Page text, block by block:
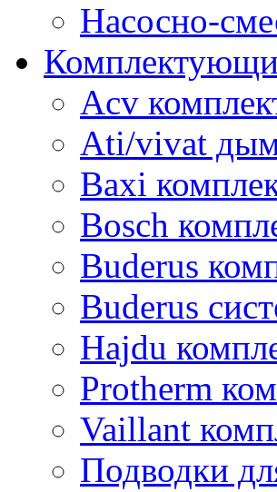
Насосно-
Acv
Ati/vivat
Baxi
Bosch
Buderus
Buderus
Hajdu
Protherm
Vaillant
Подводки